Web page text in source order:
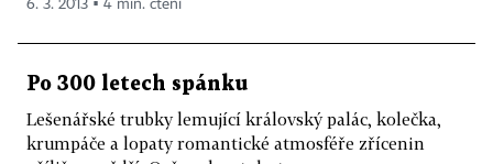
6. 3. 2013 ▪ 4 min. čtení
Po 300 letech spánku
Lešenářské trubky lemující královský palác, kolečka,
krumpáče a lopaty romantické atmosféře zřícenin